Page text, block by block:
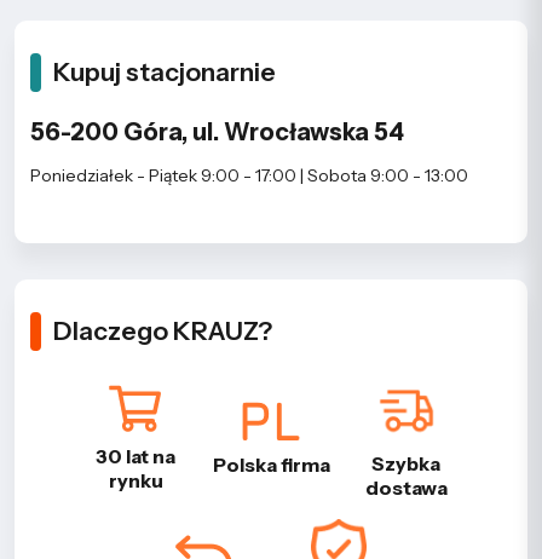
Kupuj stacjonarnie
56-200 Góra, ul. Wrocławska 54
Poniedziałek - Piątek 9:00 - 17:00 | Sobota 9:00 - 13:00
Dlaczego KRAUZ?
30 lat na
rynku
Polska firma
Szybka
dostawa